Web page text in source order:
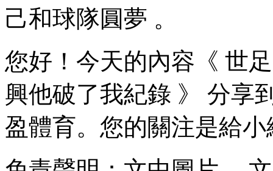
己和球隊圓夢 。
您好 ！今天的內容《 世
興他破了我紀錄 》 分享到這
盈體育 。您的關注是給